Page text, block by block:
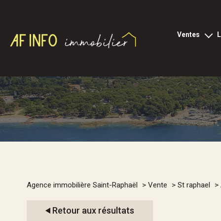
ventes
appartements
villas
terrains
locaux
Agence immobilière Saint-Raphaël Vente St raphael
Retour aux résultats